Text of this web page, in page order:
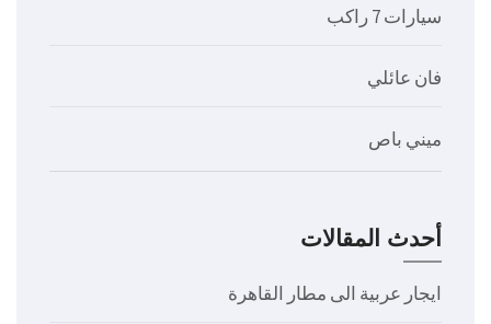
سيارات 7 راكب
فان عائلي
ميني باص
أحدث المقالات
ايجار عربية الى مطار القاهرة